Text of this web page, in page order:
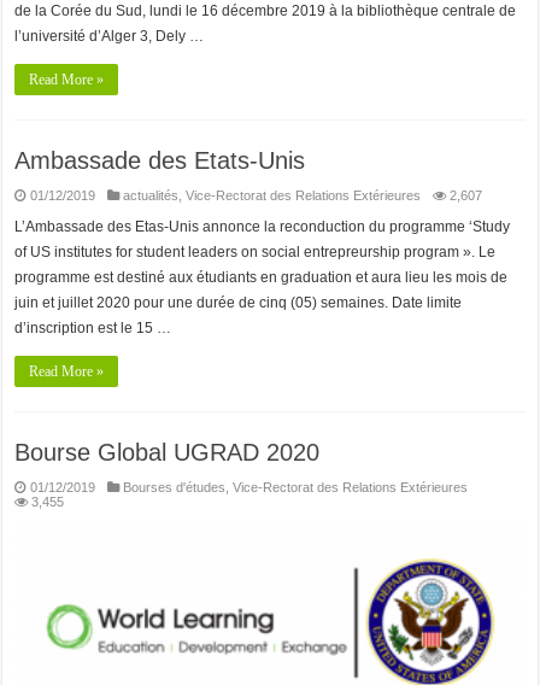
de la Corée du Sud, lundi le 16 décembre 2019 à la bibliothèque centrale de
l’université d’Alger 3, Dely …
Read More »
Ambassade des Etats-Unis
01/12/2019 actualités ,Vice-Rectorat des Relations Extérieures 2,607
L’Ambassade des Etas-Unis annonce la reconduction du programme ‘Study
of US institutes for student leaders on social entrepreurship program ». Le
programme est destiné aux étudiants en graduation et aura lieu les mois de
juin et juillet 2020 pour une durée de cinq (05) semaines. Date limite
d’inscription est le 15 …
Read More »
Bourse Global UGRAD 2020
01/12/2019 Bourses d'études ,Vice-Rectorat des Relations Extérieures
3,455